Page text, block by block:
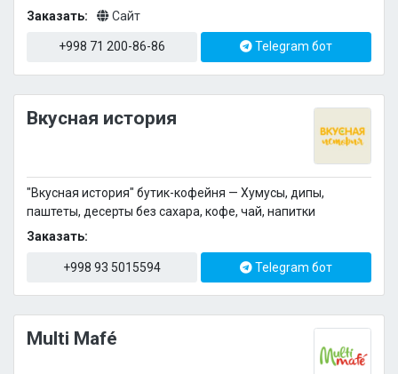
Заказать:
Сайт
+998 71 200-86-86 Telegram бот
Вкусная история
"Вкусная история" бутик-кофейня — Хумусы, дипы,
паштеты, десерты без сахара, кофе, чай, напитки
Заказать:
+998 93 5015594 Telegram бот
Multi Mafé